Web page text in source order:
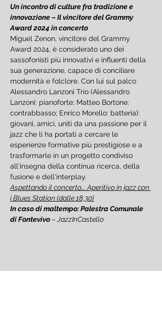
Un incontro di culture fra tradizione e
innovazione – Il vincitore del Grammy
Award 2024 in concerto
Miguel Zenon, vincitore del Grammy
Award 2024, è considerato uno dei
sassofonisti più innovativi e influenti della
sua generazione, capace di conciliare
modernità e folclore. Con lui sul palco
Alessandro Lanzoni Trio (Alessandro
Lanzoni: pianoforte; Matteo Bortone:
contrabbasso; Enrico Morello: batteria):
giovani, amici, uniti da una passione per il
jazz che li ha portati a cercare le
esperienze formative più prestigiose e a
trasformarle in un progetto condiviso
all'insegna della continua ricerca, della
fusione e dell'interplay.
Aspettando il concerto…. Aperitivo in jazz con
i Blues Station (dalle 18,30)
In caso di maltempo: Palestra Comunale
di Fontevivo – JazzInCastello